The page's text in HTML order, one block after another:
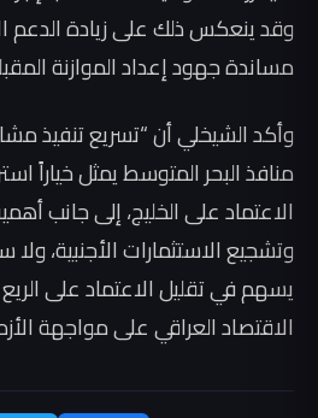
وقد ينعكس ذلك على زيادة الدعم
مساندة جهود إعداد الموازنة
وأكد الشيخلي أن “تسريع تنفيذ
منافذ البحر المتوسط يمثل خياراً
الاعتماد على الخليج، إلى جانب
وتشجيع الاستثمارات الأجنبية، ولا
يسهم في تقليل الاعتماد على
الاقتصاد العراقي على مواجهة